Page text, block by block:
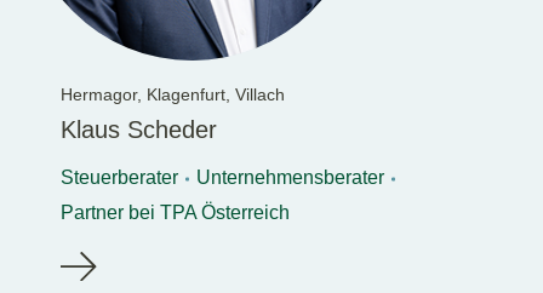
Hermagor, Klagenfurt, Villach
Klaus Scheder
Steuerberater
Unternehmensberater
Partner bei TPA Österreich